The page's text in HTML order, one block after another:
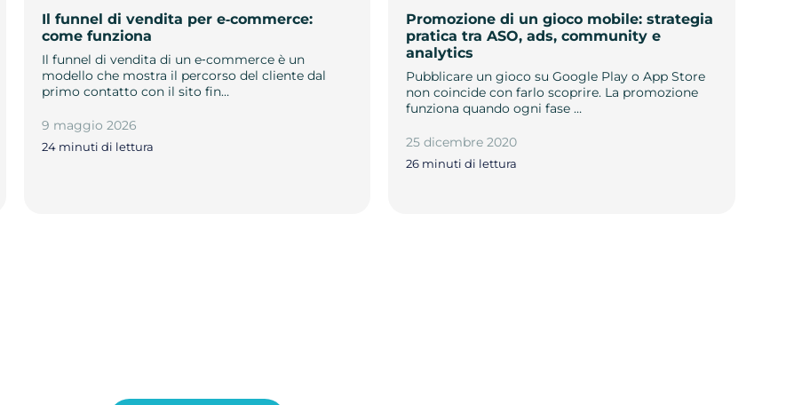
Il funnel di vendita per e‑commerce:
come funziona
Il funnel di vendita di un e‑commerce è un
modello che mostra il percorso del cliente dal
primo contatto con il sito fin…
9 maggio 2026
24 minuti di lettura
Promozione di un gioco mobile: strategia
pratica tra ASO, ads, community e
analytics
Pubblicare un gioco su Google Play o App Store
non coincide con farlo scoprire. La promozione
funziona quando ogni fase …
25 dicembre 2020
26 minuti di lettura